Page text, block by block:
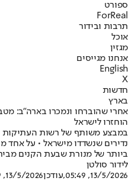
ספורט
ForReal
תרבות ובידור
אוכל
מגזין
אנחנו מגייסים
English
X
חדשות
בארץ
אחרי שהוברחו ונמכרו בארה"ב:
הוחזרו לישראל
במבצע משותף של רשות העתיקות
נדירים שנשדדו מישראל • על אחד
ביותר של מנורת שבעת הקנים
לידור סולטן
13/5/2026, 05:49
,עודכן13/5/2026, 05:49